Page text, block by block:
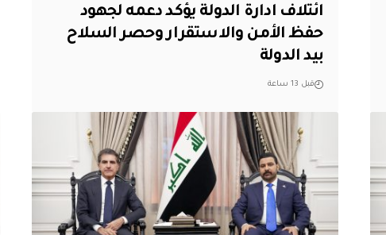
ائتلاف ادارة الدولة يؤكد دعمه لجهود
حفظ الأمن والاستقرار وحصر السلاح
بيد الدولة
قبل 13 ساعة